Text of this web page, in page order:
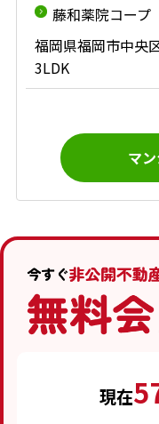
藤和薬院コープ
福岡県福岡市中央
3LDK
マ
現在